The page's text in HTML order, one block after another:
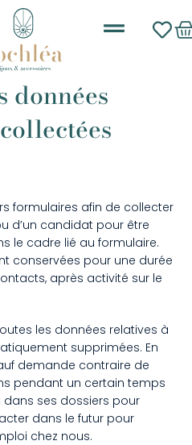
données
formulaires afin de collecter
d’un candidat pour être
le cadre lié au formulaire.
conservées pour une durée
après activité sur le
les données relatives à
supprimées. En
demande contraire de
pendant un certain temps
ses dossiers pour
dans le futur pour
chez nous.